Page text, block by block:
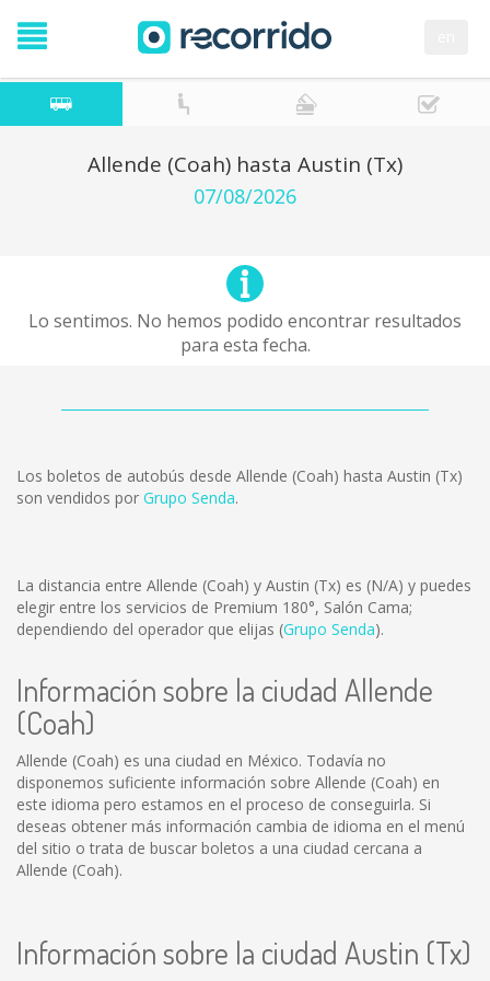
Allende (Coah) hasta Austin (Tx)
07/08/2026
Lo sentimos. No hemos podido encontrar resultados
para esta fecha.
Los boletos de autobús desde Allende (Coah) hasta Austin (Tx)
son vendidos por Grupo Senda.
La distancia entre Allende (Coah) y Austin (Tx) es (N/A) y puedes
elegir entre los servicios de Premium 180°, Salón Cama;
dependiendo del operador que elijas (Grupo Senda).
Información sobre la ciudad Allende
(Coah)
Allende (Coah) es una ciudad en México. Todavía no
disponemos suficiente información sobre Allende (Coah) en
este idioma pero estamos en el proceso de conseguirla. Si
deseas obtener más información cambia de idioma en el menú
del sitio o trata de buscar boletos a una ciudad cercana a
Allende (Coah).
Información sobre la ciudad Austin (Tx)